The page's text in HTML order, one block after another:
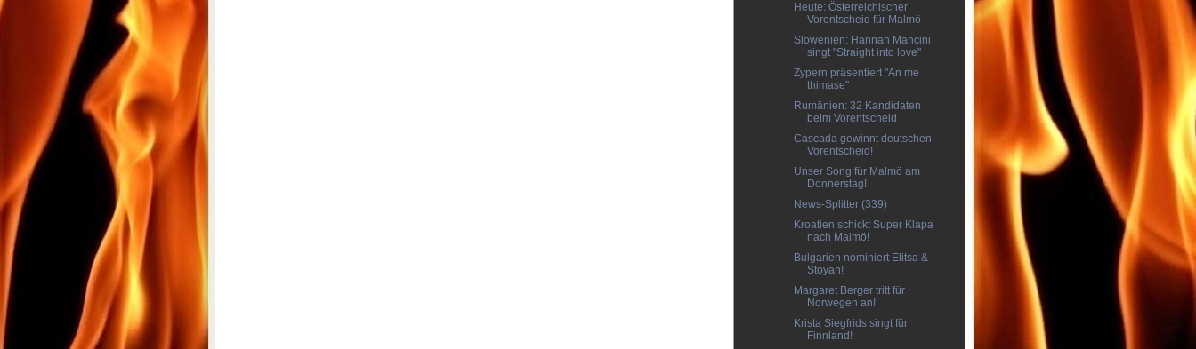
Heute: Österreichischer
Vorentscheid für Malmö
Slowenien: Hannah Mancini
singt "Straight into love"
Zypern präsentiert "An me
thimase"
Rumänien: 32 Kandidaten
beim Vorentscheid
Cascada gewinnt deutschen
Vorentscheid!
Unser Song für Malmö am
Donnerstag!
News-Splitter (339)
Kroatien schickt Super Klapa
nach Malmö!
Bulgarien nominiert Elitsa &
Stoyan!
Margaret Berger tritt für
Norwegen an!
Krista Siegfrids singt für
Finnland!